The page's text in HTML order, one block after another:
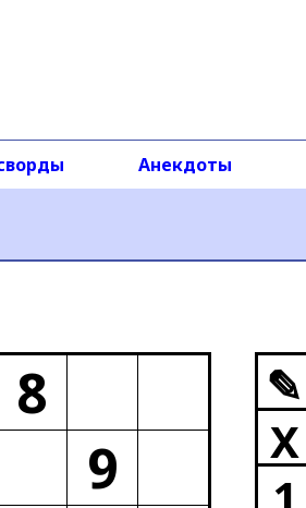
Анекдоты
8
9
✎
X